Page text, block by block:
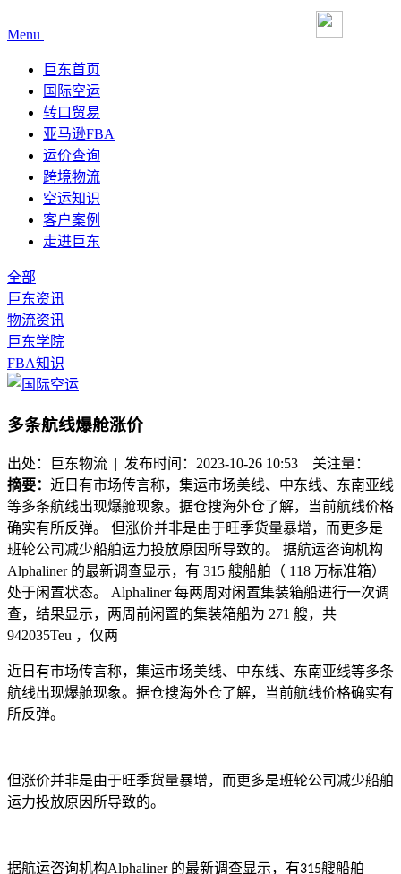
Menu
巨东首页
国际空运
转口贸易
亚马逊FBA
运价查询
跨境物流
空运知识
客户案例
走进巨东
全部
巨东资讯
物流资讯
巨东学院
FBA知识
多条航线爆舱涨价
出处：巨东物流 | 发布时间：2023-10-26 10:53 关注量：
摘要： 近日有市场传言称，集运市场美线、中东线、东南亚线
等多条航线出现爆舱现象。据仓搜海外仓了解，当前航线价格
确实有所反弹。 但涨价并非是由于旺季货量暴增，而更多是
班轮公司减少船舶运力投放原因所导致的。 据航运咨询机构
Alphaliner 的最新调查显示，有 315 艘船舶（ 118 万标准箱）
处于闲置状态。 Alphaliner 每两周对闲置集装箱船进行一次调
查，结果显示，两周前闲置的集装箱船为 271 艘，共
942035Teu ，仅两
近日有市场传言称，集运市场美线、中东线、东南亚线等多条
航线出现爆舱现象。据仓搜海外仓了解，当前航线价格确实有
所反弹。
但涨价并非是由于旺季货量暴增，而更多是班轮公司减少船舶
运力投放原因所导致的。
据航运咨询机构Alphaliner 的最新调查显示，有315艘船舶